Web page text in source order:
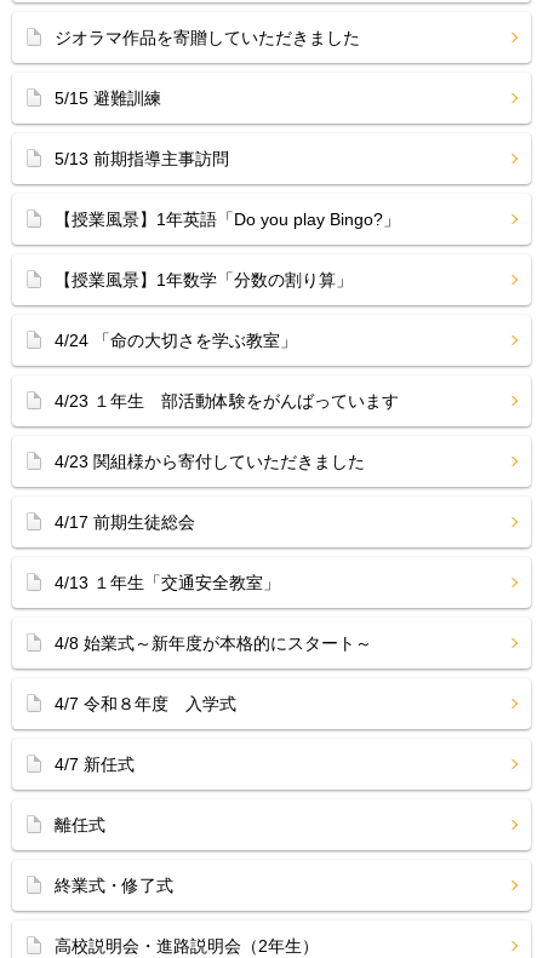
ジオラマ作品を寄贈していただきました
5/15 避難訓練
5/13 前期指導主事訪問
【授業風景】1年英語「Do you play Bingo?」
【授業風景】1年数学「分数の割り算」
4/24 「命の大切さを学ぶ教室」
4/23 １年生 部活動体験をがんばっています
4/23 関組様から寄付していただきました
4/17 前期生徒総会
4/13 １年生「交通安全教室」
4/8 始業式～新年度が本格的にスタート～
4/7 令和８年度 入学式
4/7 新任式
離任式
終業式・修了式
高校説明会・進路説明会（2年生）